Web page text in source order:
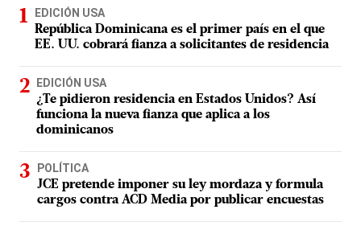
EDICIÓN USA
República Dominicana es el primer país en el que
EE. UU. cobrará fianza a solicitantes de residencia
EDICIÓN USA
¿Te pidieron residencia en Estados Unidos? Así
funciona la nueva fianza que aplica a los
dominicanos
POLÍTICA
JCE pretende imponer su ley mordaza y formula
cargos contra ACD Media por publicar encuestas